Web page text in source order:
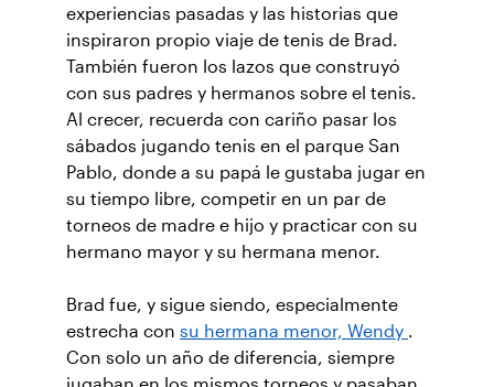
experiencias pasadas y las historias que
inspiraron propio viaje de tenis de Brad.
También fueron los lazos que construyó
con sus padres y hermanos sobre el tenis.
Al crecer, recuerda con cariño pasar los
sábados jugando tenis en el parque San
Pablo, donde a su papá le gustaba jugar en
su tiempo libre, competir en un par de
torneos de madre e hijo y practicar con su
hermano mayor y su hermana menor.
Brad fue, y sigue siendo, especialmente
estrecha con su hermana menor, Wendy .
Con solo un año de diferencia, siempre